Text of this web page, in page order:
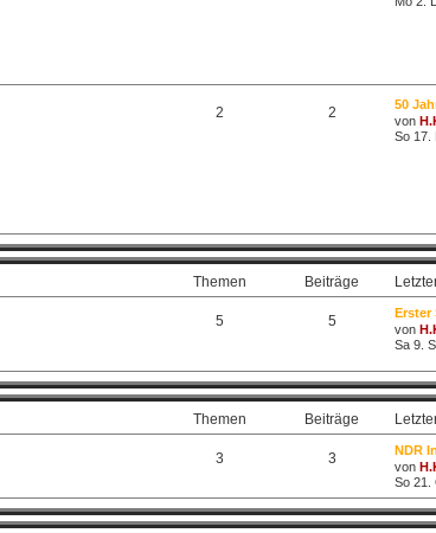
2 2
50
von
So 17.
Themen Beiträge
5 5
Erster
von
Sa 9.
Themen Beiträge
3 3
NDR
von
So 21.